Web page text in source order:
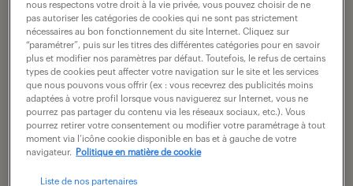
devez en effet entreprendre des tâches variées,
dont :
la supervision de la comptabilité ;
l’application des process administratifs
internes ;
nous respectons votre droit à la vie privée, vous pouvez choisir de ne
pas autoriser les catégories de cookies qui ne sont pas strictement
nécessaires au bon fonctionnement du site Internet. Cliquez sur
“paramétrer”, puis sur les titres des différentes catégories pour en savoir
plus et modifier nos paramètres par défaut. Toutefois, le refus de certains
types de cookies peut affecter votre navigation sur le site et les services
que nous pouvons vous offrir (ex : vous recevrez des publicités moins
adaptées à votre profil lorsque vous naviguerez sur Internet, vous ne
pourrez pas partager du contenu via les réseaux sociaux, etc.). Vous
pourrez retirer votre consentement ou modifier votre paramétrage à tout
moment via l’icône cookie disponible en bas et à gauche de votre
navigateur.
Politique en matière de cookie
Liste de nos partenaires